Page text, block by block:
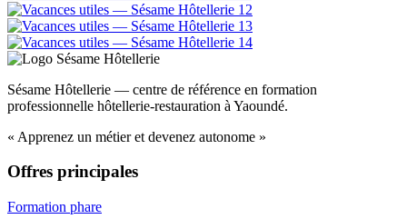
Sésame Hôtellerie — centre de référence en formation
professionnelle hôtellerie-restauration à Yaoundé.
« Apprenez un métier et devenez autonome »
Offres principales
Formation phare